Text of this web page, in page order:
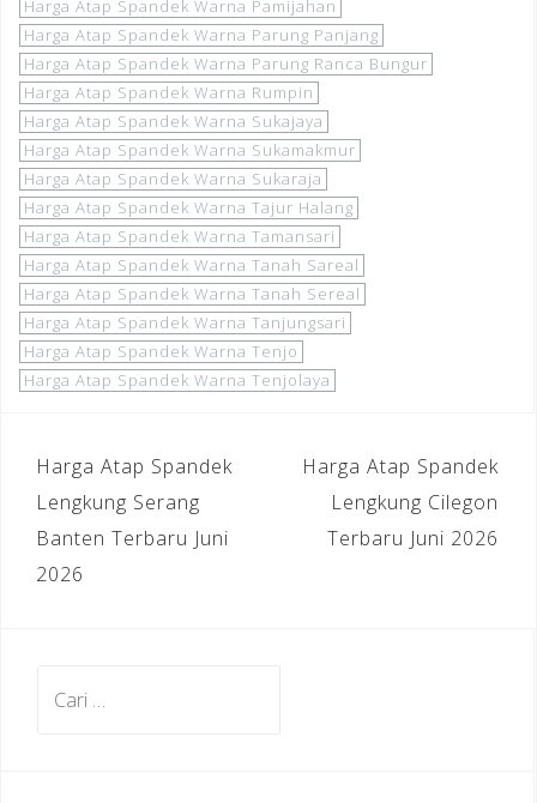
Harga Atap Spandek Warna Pamijahan
Harga Atap Spandek Warna Parung Panjang
Harga Atap Spandek Warna Parung Ranca Bungur
Harga Atap Spandek Warna Rumpin
Harga Atap Spandek Warna Sukajaya
Harga Atap Spandek Warna Sukamakmur
Harga Atap Spandek Warna Sukaraja
Harga Atap Spandek Warna Tajur Halang
Harga Atap Spandek Warna Tamansari
Harga Atap Spandek Warna Tanah Sareal
Harga Atap Spandek Warna Tanah Sereal
Harga Atap Spandek Warna Tanjungsari
Harga Atap Spandek Warna Tenjo
Harga Atap Spandek Warna Tenjolaya
Navigasi
pos
Harga Atap Spandek
Lengkung Serang
Banten Terbaru Juni
2026
Harga Atap Spandek
Lengkung Cilegon
Terbaru Juni 2026